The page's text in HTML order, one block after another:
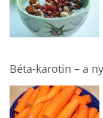
Béta-karotin – a